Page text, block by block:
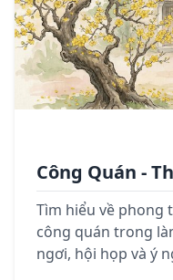
Công Quán -
Tìm hiểu về phong
công quán trong
ngơi, hội họp và ý